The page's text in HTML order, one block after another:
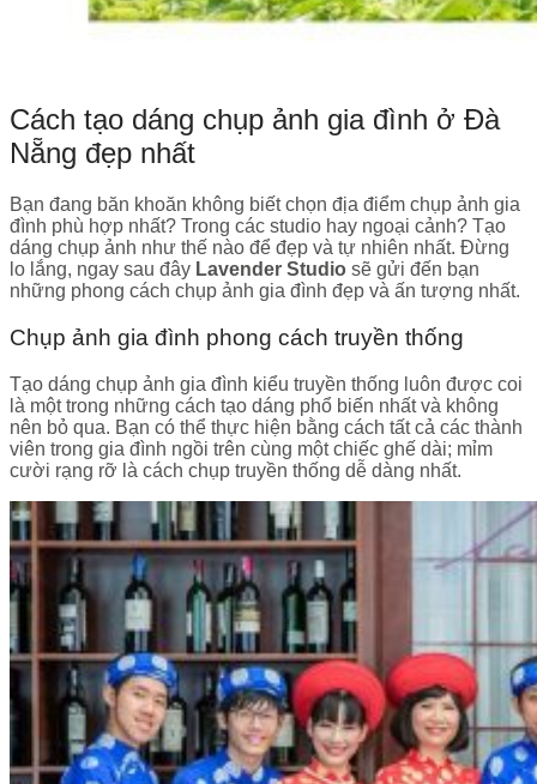
Cách tạo dáng chụp ảnh gia đình ở Đà
Nẵng đẹp nhất
Bạn đang băn khoăn không biết chọn địa điểm chụp ảnh gia
đình phù hợp nhất? Trong các studio hay ngoại cảnh? Tạo
dáng chụp ảnh như thế nào để đẹp và tự nhiên nhất. Đừng
lo lắng, ngay sau đây Lavender Studio sẽ gửi đến bạn
những phong cách chụp ảnh gia đình đẹp và ấn tượng nhất.
Chụp ảnh gia đình phong cách truyền thống
Tạo dáng chụp ảnh gia đình kiểu truyền thống luôn được coi
là một trong những cách tạo dáng phổ biến nhất và không
nên bỏ qua. Bạn có thể thực hiện bằng cách tất cả các thành
viên trong gia đình ngồi trên cùng một chiếc ghế dài; mỉm
cười rạng rỡ là cách chụp truyền thống dễ dàng nhất.